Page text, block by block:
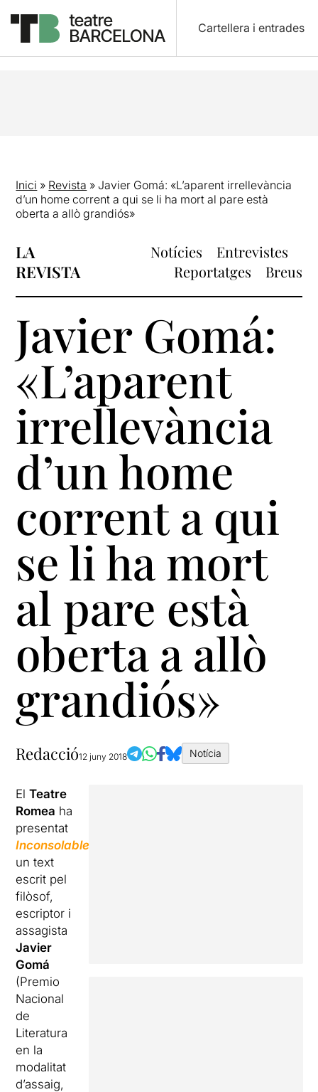
Cartellera i entrades
Inici » Revista » Javier Gomá: «L’aparent irrellevància
d’un home corrent a qui se li ha mort al pare està
oberta a allò grandiós»
LA
REVISTA
Notícies
Entrevistes
Reportatges
Breus
Javier Gomá:
«L’aparent
irrellevància
d’un home
corrent a qui
se li ha mort
al pare està
oberta a allò
grandiós»
Redacció12 juny 2018 Notícia
ElTeatre
Romea ha
presentat
Inconsolable
un text
escrit pel
filòsof,
escriptor i
assagista
Javier
Gomá
(Premio
Nacional
de
Literatura
en la
modalitat
d’assaig,